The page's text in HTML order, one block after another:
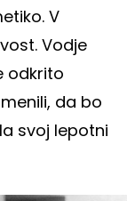
V
Vodje
odkrito
da bo
svoj lepotni